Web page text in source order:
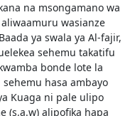
na msongamano wa
wasianze
ya swala ya Al-fajir,
sehemu takatifu
bonde lote la
hasa ambayo
Kuaga ni pale ulipo
(s.a.w) alipofika hapa